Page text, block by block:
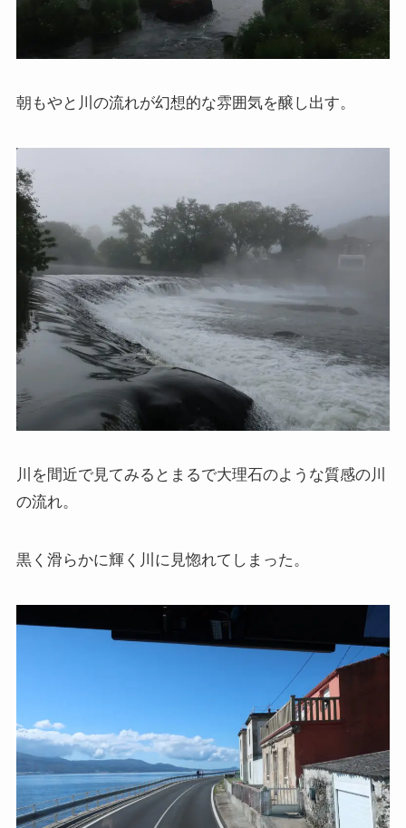
イギリスの文豪ディケンズ
ローマ帝国の興亡とバチカン、ローマカトリック
イタリアルネサンスと知の革命
光の画家フェルメールと科学革命
奇跡の音楽家メンデルスゾーンの驚異の人生
クラシック・西洋美術から見るヨーロッパ
その他おすすめ本
世界一周記
タンザニア・トルコ編
チェコ・オーストリア編
ボスニア・クロアチア編
朝もやと川の流れが幻想的な雰囲気を醸し出す。
川を間近で見てみるとまるで大理石のような質感の川
の流れ。
黒く滑らかに輝く川に見惚れてしまった。